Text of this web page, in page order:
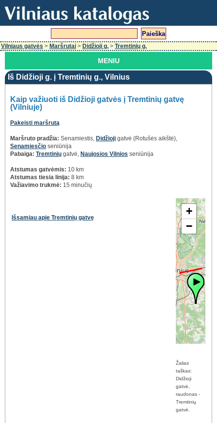
Vilniaus gatvės > Maršrutai > Didžioji g. > Tremtinių g.
MENIU
Iš Didžioji g. į Tremtinių g., Vilnius
Kaip važiuoti iš Didžioji gatvės į Tremtinių gatvę
(Vilniuje)
Pakeisti maršrutą
Maršruto pradžia: Senamiestis, Didžioji gatvė (Rotušės aikštė),
Senamiesčio seniūnija
Pabaiga: Tremtinių gatvė, Naujosios Vilnios seniūnija
Atstumas gatvėmis: 10 km
Atstumas tiesia linija: 8 km
Važiavimo trukmė: 15 minučių
Išsamiau apie Tremtinių gatvę
+
−
Žalias
taškas:
Didžioji
gatvė,
raudonas -
Tremtinių
gatvė.